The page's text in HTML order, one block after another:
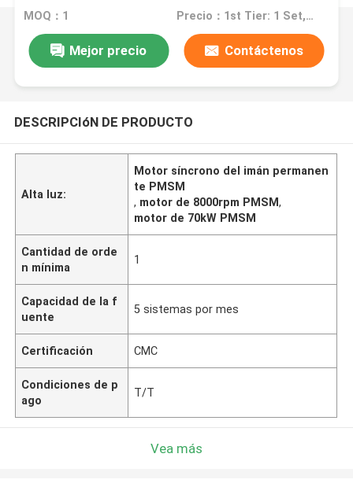
MOQ：1 Precio：1st Tier: 1 Set, Unit Price USD 3.00 2nd Tier: 2-5 Sets, Unit Price USD 2.00 3rd Tier: Over 5 Sets, Unit Price USD 1.00
Mejor precio Contáctenos
DESCRIPCIóN DE PRODUCTO
Alta luz:
Motor síncrono del imán permanen
te PMSM
, motor de 8000rpm PMSM,
motor de 70kW PMSM
Cantidad de orde
n mínima
1
Capacidad de la f
uente
5 sistemas por mes
Certificación CMC
Condiciones de p
ago
T/T
Vea más